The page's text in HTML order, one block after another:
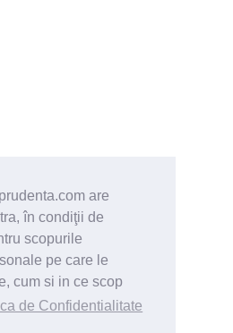
are
în condiţii de
scopurile
pe care le
cum si in ce scop
de Confidentialitate